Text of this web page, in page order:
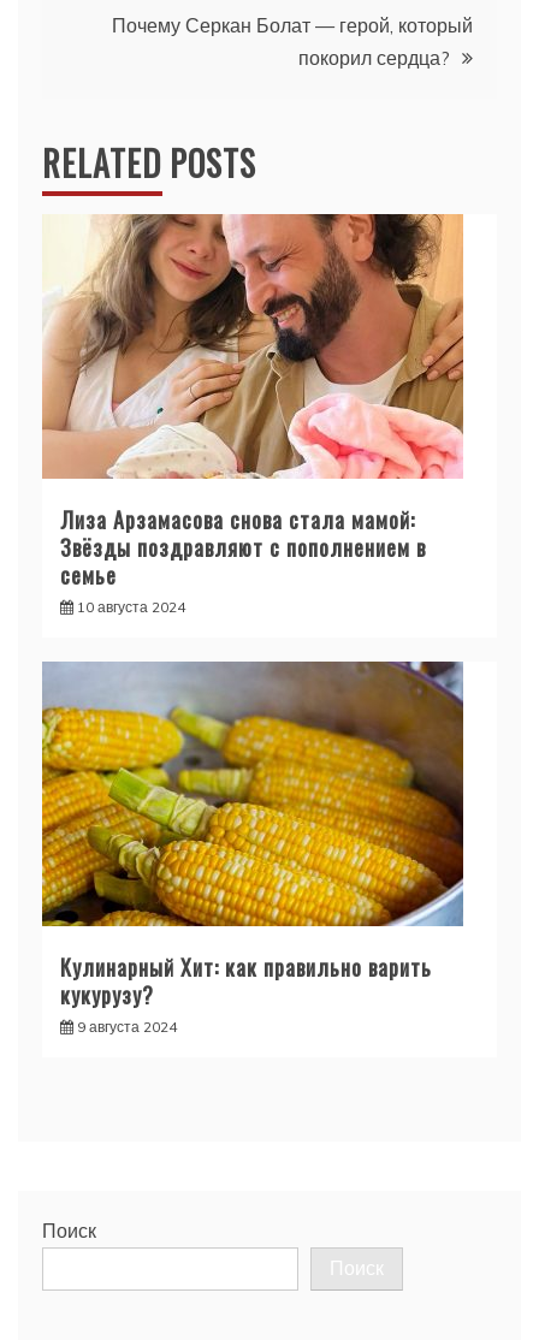
записям
Почему Серкан Болат — герой, который
покорил сердца?
RELATED POSTS
Лиза Арзамасова снова стала мамой:
Звёзды поздравляют с пополнением в
семье
10 августа 2024
Кулинарный Хит: как правильно варить
кукурузу?
9 августа 2024
Поиск
Поиск